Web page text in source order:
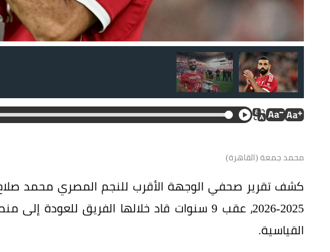
محمد جمعة (القاهرة)
كشف تقرير صحفي الوجهة الأقرب للنجم المصري محمد
2025-2026، عقب 9 سنوات قاد خلالها الفريق
القياسية.